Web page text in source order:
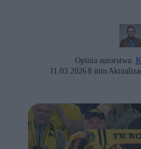
Opinia autorstwa:
11.03.20268 min